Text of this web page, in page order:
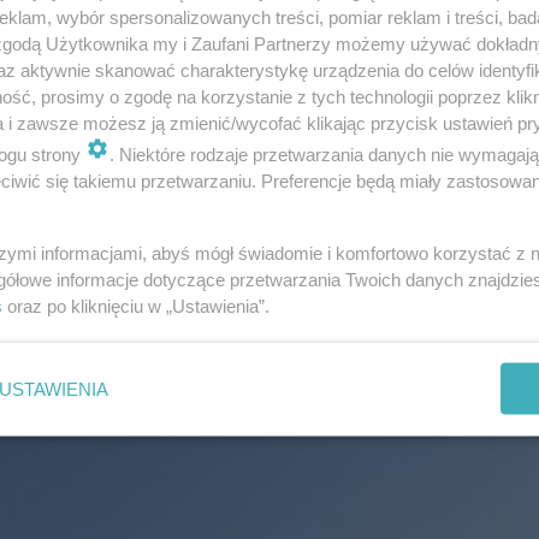
miasta z województwa podlaskiego? Pierwsze
najbogatsze miasto w regionie, gdzie zamożność per
zajęłySuwałki, co też nikogo nie powinno dziwić.
W poniższej galerii sprawdźcie, gdzie według
wybór spersonalizowanych treści, pomiar reklam i treści,
Użytkownika my i Zaufani Partnerzy możemy używać
aktywnie skanować charakterystykę urządzenia do celów
prosimy o zgodę na korzystanie z tych technologii poprzez
i zawsze możesz ją zmienić/wycofać klikając przycisk ustawień
strony
. Niektóre rodzaje przetwarzania danych nie
się takiemu przetwarzaniu. Preferencje będą miały
informacjami, abyś mógł świadomie i komfortowo korzystać z
informacje dotyczące przetwarzania Twoich danych
oraz po kliknięciu w „Ustawienia”.
USTAWIENIA